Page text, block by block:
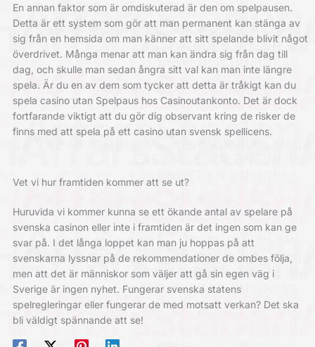
En annan faktor som är omdiskuterad är den om spelpausen.
Detta är ett system som gör att man permanent kan stänga av
sig från en hemsida om man känner att sitt spelande blivit något
överdrivet. Många menar att man kan ändra sig från dag till
dag, och skulle man sedan ångra sitt val kan man inte längre
spela. Är du en av dem som tycker att detta är tråkigt kan du
spela casino utan Spelpaus hos Casinoutankonto. Det är dock
fortfarande viktigt att du gör dig observant kring de risker de
finns med att spela på ett casino utan svensk spellicens.
Vet vi hur framtiden kommer att se ut?
Huruvida vi kommer kunna se ett ökande antal av spelare på
svenska casinon eller inte i framtiden är det ingen som kan ge
svar på. I det långa loppet kan man ju hoppas på att
svenskarna lyssnar på de rekommendationer de ombes följa,
men att det är människor som väljer att gå sin egen väg i
Sverige är ingen nyhet. Fungerar svenska statens
spelregleringar eller fungerar de med motsatt verkan? Det ska
bli väldigt spännande att se!